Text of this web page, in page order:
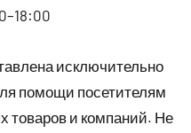
исключительно
помощи посетителям
товаров и компаний. Не